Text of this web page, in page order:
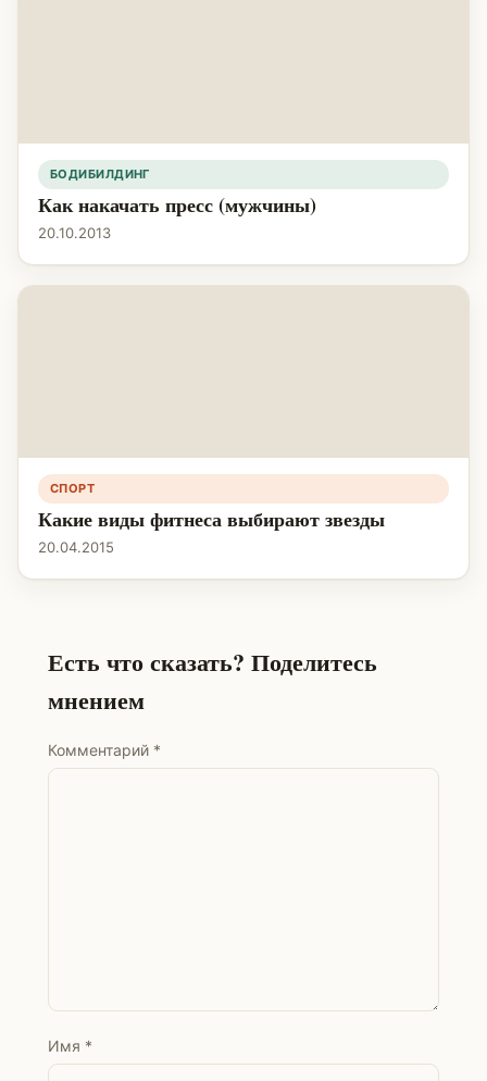
БОДИБИЛДИНГ
Как накачать пресс (мужчины)
20.10.2013
СПОРТ
Какие виды фитнеса выбирают звезды
20.04.2015
Есть что сказать? Поделитесь
мнением
Комментарий *
Имя *